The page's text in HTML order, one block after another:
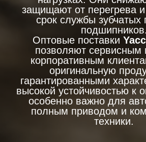
защищают от перегрева
срок службы зубчатых
подшипников.
Оптовые поставки
позволяют сервисным
корпоративным
оригинальную
гарантированными
высокой устойчивостью к
особенно важно для
полным приводом и
техники.